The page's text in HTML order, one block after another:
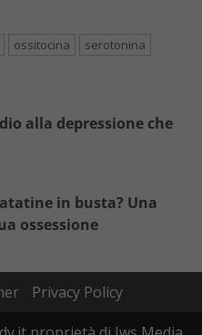
ossitocina
serotonina
alla depressione che
in busta? Una
ossessione
Privacy Policy